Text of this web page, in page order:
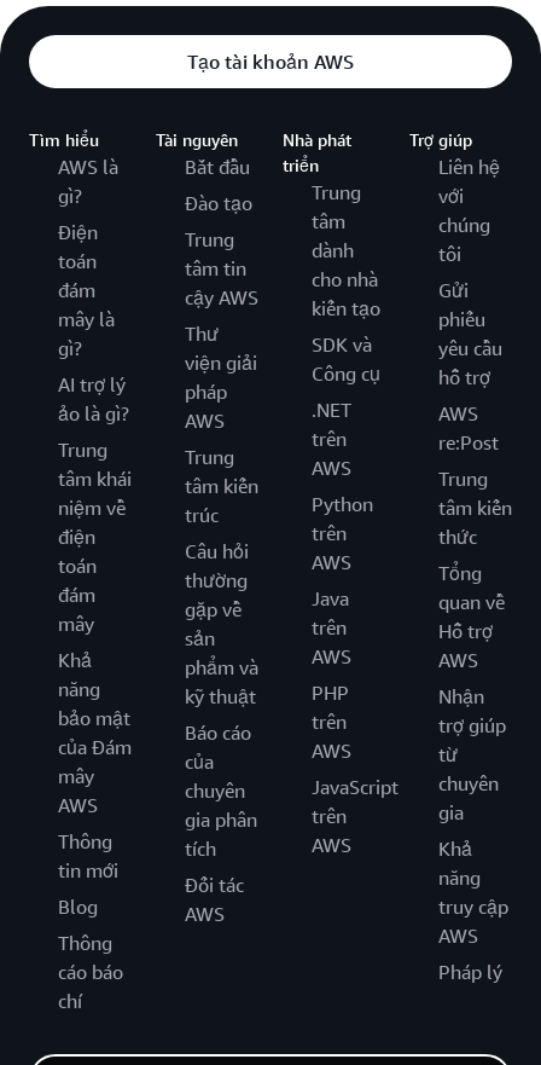
Tạo tài khoản AWS
Tìm hiểu
AWS là
gì?
Điện
toán
đám
mây là
gì?
AI trợ lý
ảo là gì?
Trung
tâm khái
niệm về
điện
toán
đám
mây
Khả
năng
bảo mật
của Đám
mây
AWS
Thông
tin mới
Blog
Thông
cáo báo
chí
Tài nguyên
Bắt đầu
Đào tạo
Trung
tâm tin
cậy AWS
Thư
viện giải
pháp
AWS
Trung
tâm kiến
trúc
Câu hỏi
thường
gặp về
sản
phẩm và
kỹ thuật
Báo cáo
của
chuyên
gia phân
tích
Đối tác
AWS
Nhà phát
triển
Trung
tâm
dành
cho nhà
kiến tạo
SDK và
Công cụ
.NET
trên
AWS
Python
trên
AWS
Java
trên
AWS
PHP
trên
AWS
JavaScript
trên
AWS
Trợ giúp
Liên hệ
với
chúng
tôi
Gửi
phiếu
yêu cầu
hỗ trợ
AWS
re:Post
Trung
tâm kiến
thức
Tổng
quan về
Hỗ trợ
AWS
Nhận
trợ giúp
từ
chuyên
gia
Khả
năng
truy cập
AWS
Pháp lý